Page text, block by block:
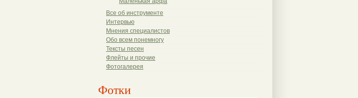
Все об инструменте
Интервью
Мнения специалистов
Обо всем понемногу
Тексты песен
Флейты и прочие
Фотогалерея
Фотки